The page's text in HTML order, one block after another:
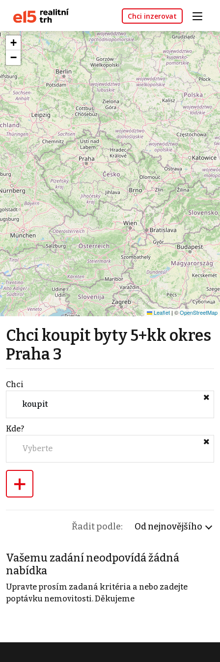
Chci inzerovat
+
−
Leaflet | ©OpenStreetMap
Chci koupit byty 5+kk okres
Praha 3
Chci
koupit
Kde?
Vyberte
+
Řadit podle: Od nejnovějšího
Vašemu zadání neodpovídá žádná
nabídka
Upravte prosím zadaná kritéria a nebo zadejte
poptávku nemovitosti. Děkujeme